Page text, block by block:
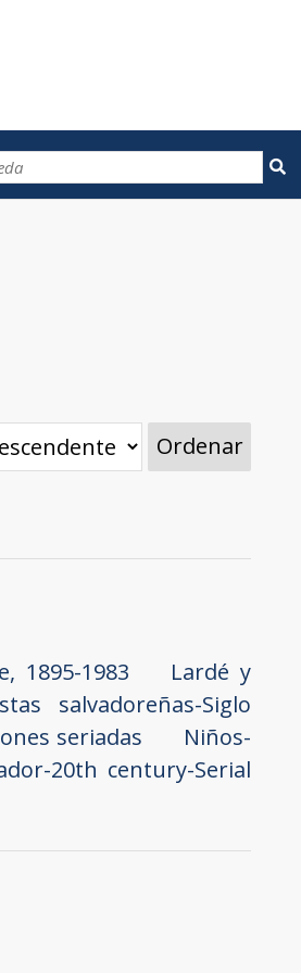
Ordenar
1895-1983
Lardé y
salvadoreñas-Siglo
seriadas
Niños-
20th century-Serial